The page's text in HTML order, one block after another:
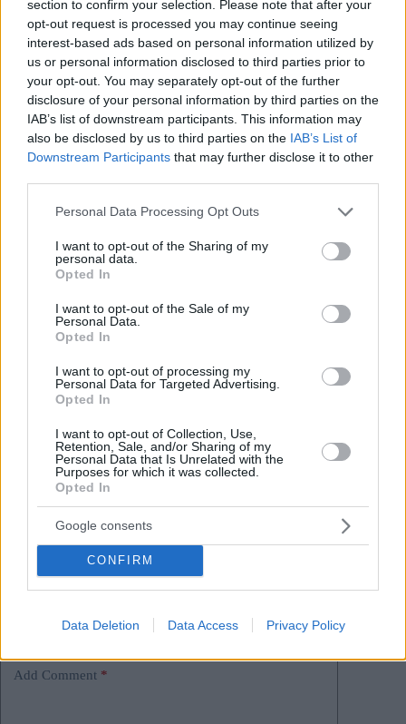
section to confirm your selection. Please note that after your
opt-out request is processed you may continue seeing
interest-based ads based on personal information utilized by
us or personal information disclosed to third parties prior to
your opt-out. You may separately opt-out of the further
disclosure of your personal information by third parties on the
IAB’s list of downstream participants. This information may
also be disclosed by us to third parties on the IAB’s List of
Downstream Participants that may further disclose it to other
Please note that this website/app uses one or more Google
not limited to your visit or usage behaviour. You may click to
grant or deny consent to Google and its third-party tags to
use your data for below specified purposes in below Google
consent section.
Personal Data Processing Opt Outs
I want to opt-out of the Sharing of my
personal data.
Opted In
I want to opt-out of the Sale of my
Personal Data.
Opted In
I want to opt-out of processing my
Personal Data for Targeted Advertising.
Opted In
I want to opt-out of Collection, Use,
Retention, Sale, and/or Sharing of my
Personal Data that Is Unrelated with the
Purposes for which it was collected.
Opted In
Google consents
CONFIRM
Data Deletion Data Access Privacy Policy
I critici del precedente governo hanno spesso definito l’unità
come “l’esercito privato” di Orbán, mentre i sostenitori hanno
affermato che ha svolto un ruolo cruciale nella sicurezza
nazionale e nelle operazioni antiterrorismo.
Magyar ha precedentemente rifiutato la protezione del TEK
Magyar aveva già segnalato la sua intenzione di prendere le
distanze dalla struttura di sicurezza dell’era Orbán poco dopo
il suo insediamento. Una delle sue prime misure come Primo
protezione personale non sarebbe più stata fornita dal TEK.
Invece, la responsabilità della sicurezza del Primo Ministro è
stata trasferita alla Polizia ungherese di riserva (Készenléti
Rendőrség).
Se l’ha perso:Cosa succederà alla guardia d’élite di
Orbán? Péter Magyar non vuole la loro protezione
governo orbán #governo ungherese #peter magyar
polizia ungherese # ungheria
Leave a Reply
Name*
Email*
Add Comment *